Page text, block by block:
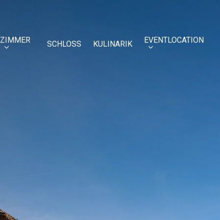
ZIMMER SCHLOSS KULINARIK EVENTLOCATION